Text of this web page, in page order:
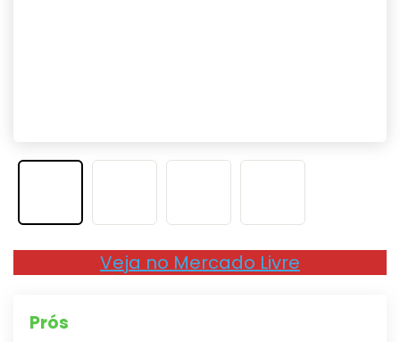
Veja no Mercado Livre
Prós